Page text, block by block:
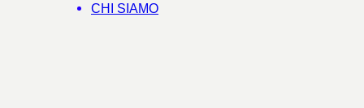
CHI SIAMO